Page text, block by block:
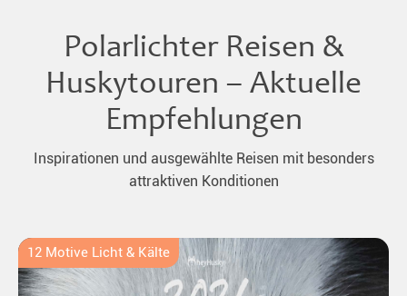
Polarlichter Reisen &
Huskytouren – Aktuelle
Empfehlungen
Inspirationen und ausgewählte Reisen mit besonders
attraktiven Konditionen
12 Motive Licht & Kälte